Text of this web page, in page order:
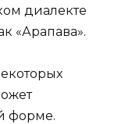
диалекте
«Арапава».
форме.